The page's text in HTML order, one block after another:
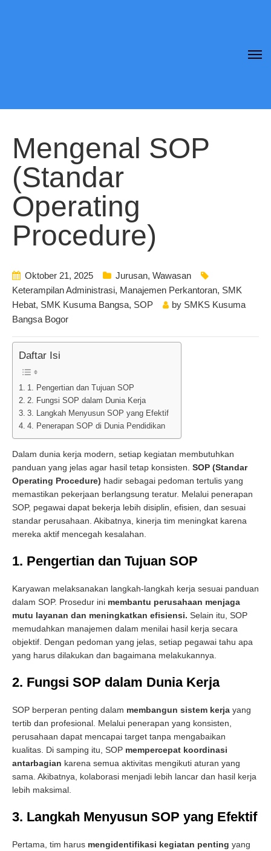
Mengenal SOP
(Standar
Operating
Procedure)
Oktober 21, 2025 Jurusan, Wawasan
Keterampilan Administrasi, Manajemen Perkantoran, SMK
Hebat, SMK Kusuma Bangsa, SOP by SMKS Kusuma
Bangsa Bogor
Daftar Isi
1. Pengertian dan Tujuan SOP
2. Fungsi SOP dalam Dunia Kerja
3. Langkah Menyusun SOP yang Efektif
4. Penerapan SOP di Dunia Pendidikan
Dalam dunia kerja modern, setiap kegiatan membutuhkan
panduan yang jelas agar hasil tetap konsisten. SOP (Standar
Operating Procedure) hadir sebagai pedoman tertulis yang
memastikan pekerjaan berlangsung teratur. Melalui penerapan
SOP, pegawai dapat bekerja lebih disiplin, efisien, dan sesuai
standar perusahaan. Akibatnya, kinerja tim meningkat karena
mereka aktif mencegah kesalahan.
1. Pengertian dan Tujuan SOP
Karyawan melaksanakan langkah-langkah kerja sesuai panduan
dalam SOP. Prosedur ini membantu perusahaan menjaga
mutu layanan dan meningkatkan efisiensi. Selain itu, SOP
memudahkan manajemen dalam menilai hasil kerja secara
objektif. Dengan pedoman yang jelas, setiap pegawai tahu apa
yang harus dilakukan dan bagaimana melakukannya.
2. Fungsi SOP dalam Dunia Kerja
SOP berperan penting dalam membangun sistem kerja yang
tertib dan profesional. Melalui penerapan yang konsisten,
perusahaan dapat mencapai target tanpa mengabaikan
kualitas. Di samping itu, SOP mempercepat koordinasi
antarbagian karena semua aktivitas mengikuti aturan yang
sama. Akibatnya, kolaborasi menjadi lebih lancar dan hasil kerja
lebih maksimal.
3. Langkah Menyusun SOP yang Efektif
Pertama, tim harus mengidentifikasi kegiatan penting yang